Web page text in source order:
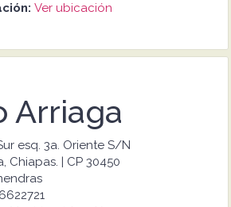
Ver ubicación
Arriaga
esq. 3a. Oriente S/N
Chiapas. | CP 30450